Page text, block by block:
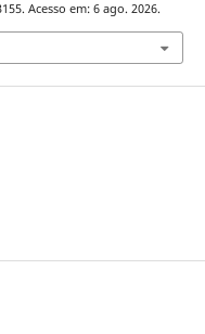
Acesso em: 6 ago. 2026.